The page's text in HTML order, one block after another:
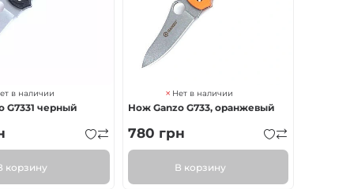
в наличии
G7331 черный
корзину
Нет в наличии
Нож Ganzo G733, оранжевый
780 грн
В корзину